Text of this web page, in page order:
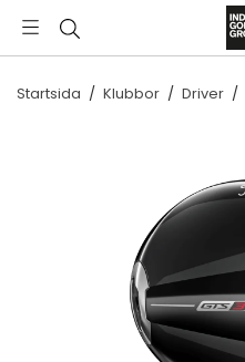
Startsida / Klubbor / Driver /